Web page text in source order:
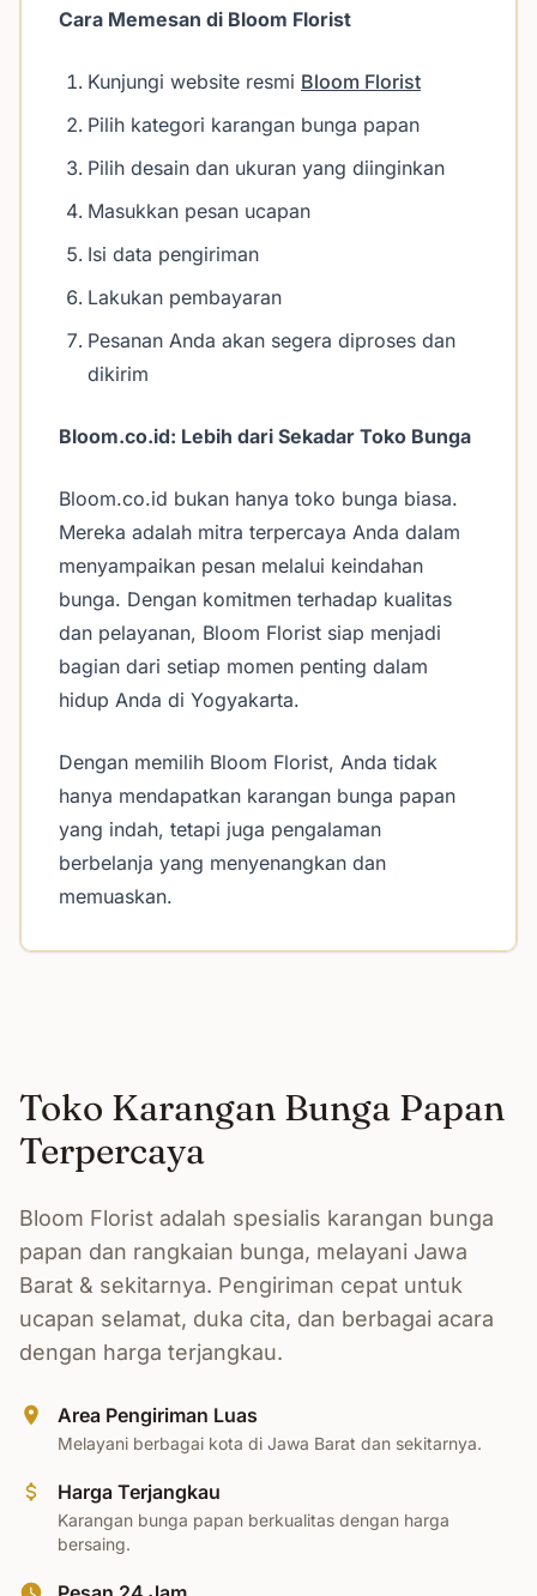
Cara Memesan di Bloom Florist
Kunjungi website resmi Bloom Florist
Pilih kategori karangan bunga papan
Pilih desain dan ukuran yang diinginkan
Masukkan pesan ucapan
Isi data pengiriman
Lakukan pembayaran
Pesanan Anda akan segera diproses dan
dikirim
Bloom.co.id: Lebih dari Sekadar Toko Bunga
Bloom.co.id bukan hanya toko bunga biasa.
Mereka adalah mitra terpercaya Anda dalam
menyampaikan pesan melalui keindahan
bunga. Dengan komitmen terhadap kualitas
dan pelayanan, Bloom Florist siap menjadi
bagian dari setiap momen penting dalam
hidup Anda di Yogyakarta.
Dengan memilih Bloom Florist, Anda tidak
hanya mendapatkan karangan bunga papan
yang indah, tetapi juga pengalaman
berbelanja yang menyenangkan dan
memuaskan.
Toko Karangan Bunga Papan
Terpercaya
Bloom Florist adalah spesialis karangan bunga
papan dan rangkaian bunga, melayani Jawa
Barat & sekitarnya. Pengiriman cepat untuk
ucapan selamat, duka cita, dan berbagai acara
dengan harga terjangkau.
Area Pengiriman Luas
Melayani berbagai kota di Jawa Barat dan sekitarnya.
Harga Terjangkau
Karangan bunga papan berkualitas dengan harga
bersaing.